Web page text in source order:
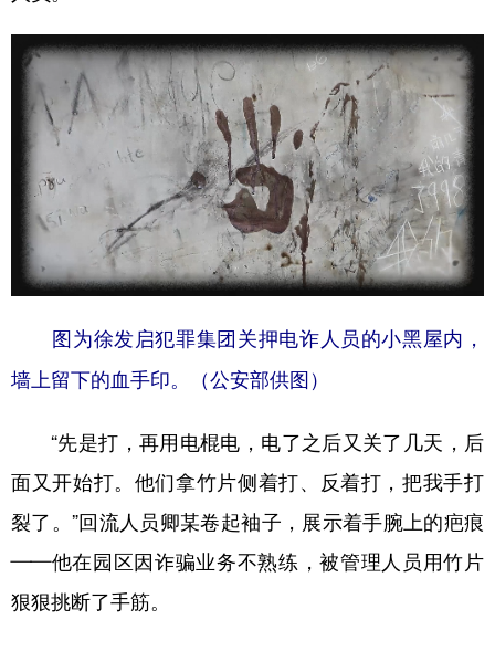
图为徐发启犯罪集团关押电诈人员的小黑屋内，
墙上留下的血手印。（公安部供图）
“先是打，再用电棍电，电了之后又关了几天，后
面又开始打。他们拿竹片侧着打、反着打，把我手打
裂了。”回流人员卿某卷起袖子，展示着手腕上的疤痕
——他在园区因诈骗业务不熟练，被管理人员用竹片
狠狠挑断了手筋。